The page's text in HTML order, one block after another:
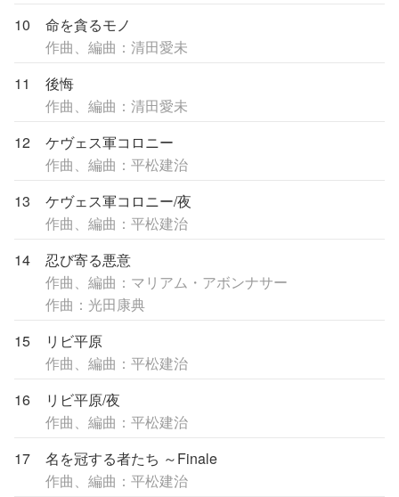
10
命を貪るモノ
作曲、編曲：清田愛未
11
後悔
作曲、編曲：清田愛未
12
ケヴェス軍コロニー
作曲、編曲：平松建治
13
ケヴェス軍コロニー/夜
作曲、編曲：平松建治
14
忍び寄る悪意
作曲、編曲：マリアム・アボンナサー
作曲：光田康典
15
リビ平原
作曲、編曲：平松建治
16
リビ平原/夜
作曲、編曲：平松建治
17
名を冠する者たち ～Finale
作曲、編曲：平松建治